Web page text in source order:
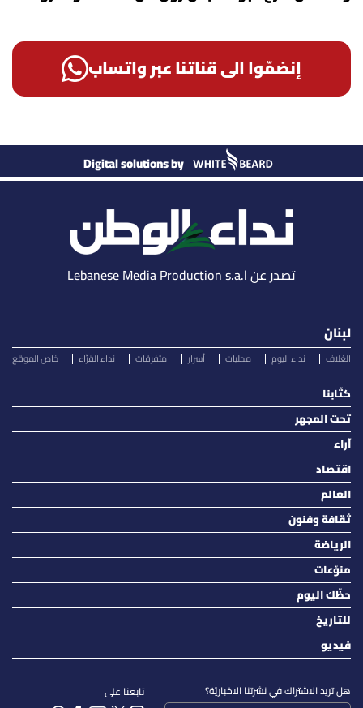
إنضمّوا الى قناتنا عبر واتساب
Digital solutions by
تصدر عن Lebanese Media Production s.a.l
لبنان
الغلاف نداء اليوم محليات أسرار متفرقات نداء القرّاء خاص الموقع
كتّابنا
تحت المجهر
آراء
اقتصاد
العالم
ثقافة وفنون
الرياضة
منوّعات
حظّك اليوم
للتاريخ
فيديو
هل تريد الاشتراك في نشرتنا الاخباريّة؟ تابعنا على